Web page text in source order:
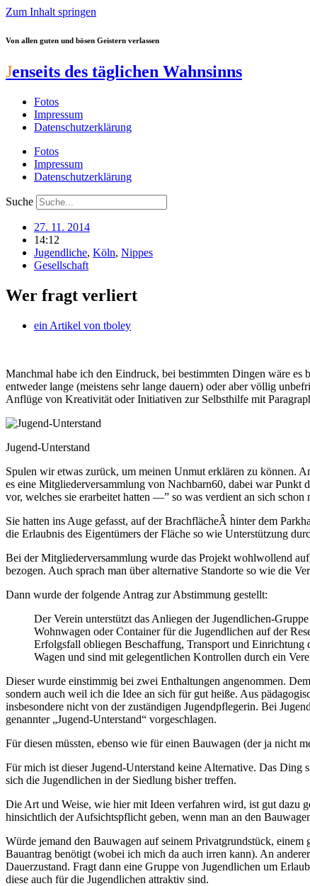
Zum Inhalt springen
Von allen guten und bösen Geistern verlassen
Jenseits des täglichen Wahnsinns
Fotos
Impressum
Datenschutzerklärung
Fotos
Impressum
Datenschutzerklärung
Suche
27. 11. 2014
14:12
Jugendliche, Köln, Nippes
Gesellschaft
Wer fragt verliert
ein Artikel von tboley
Manchmal habe ich den Eindruck, bei bestimmten Dingen wäre es
entweder lange (meistens sehr lange dauern) oder aber völlig
Anflüge von Kreativität oder Initiativen zur Selbsthilfe mit
Jugend-Unterstand
Spulen wir etwas zurück, um meinen Unmut erklären zu können.
es eine Mitgliederversammlung von Nachbarn60, dabei war Punkt
vor, welches sie erarbeitet hatten —” so was verdient an sich schon
Sie hatten ins Auge gefasst, auf der BrachflächeÂ hinter dem
die Erlaubnis des Eigentümers der Fläche so wie Unterstützung
Bei der Mitgliederversammlung wurde das Projekt wohlwollend
bezogen. Auch sprach man über alternative Standorte so wie die
Dann wurde der folgende Antrag zur Abstimmung gestellt:
Der Verein unterstützt das Anliegen der Jugendlichen-
Wohnwagen oder Container für die Jugendlichen auf der
Erfolgsfall obliegen Beschaffung, Transport und Einrichtung
Wagen und sind mit gelegentlichen Kontrollen durch ein
Dieser wurde einstimmig bei zwei Enthaltungen angenommen.
sondern auch weil ich die Idee an sich für gut heiße. Aus
insbesondere nicht von der zuständigen Jugendpflegerin. Bei
genannter „Jugend-Unterstand“ vorgeschlagen.
Für diesen müssten, ebenso wie für einen Bauwagen (der ja nicht
Für mich ist dieser Jugend-Unterstand keine Alternative. Das Ding
sich die Jugendlichen in der Siedlung bisher treffen.
Die Art und Weise, wie hier mit Ideen verfahren wird, ist gut dazu
hinsichtlich der Aufsichtspflicht geben, wenn man an den
Würde jemand den Bauwagen auf seinem Privatgrundstück,
Bauantrag benötigt (wobei ich mich da auch irren kann). An
Dauerzustand. Fragt dann eine Gruppe von Jugendlichen um
diese auch für die Jugendlichen attraktiv sind.